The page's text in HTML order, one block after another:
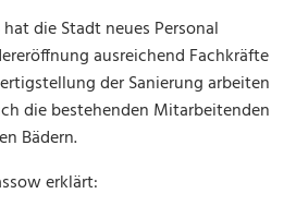
die Stadt neues Personal
ausreichend Fachkräfte
der Sanierung arbeiten
die bestehenden Mitarbeitenden
Bädern.
erklärt: